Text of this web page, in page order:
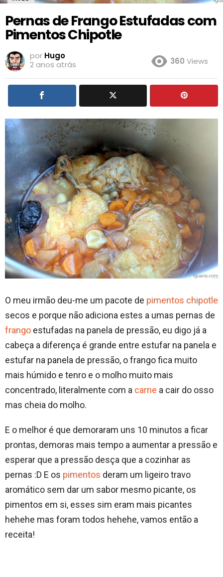
Pernas de Frango Estufadas com
Pimentos Chipotle
por Hugo
2 anos atrás
360 Views
O meu irmão deu-me um pacote de pimentos chipotle
secos e porque não adiciona estes a umas pernas de
frango estufadas na panela de pressão, eu digo já a
cabeça a diferença é grande entre estufar na panela e
estufar na panela de pressão, o frango fica muito
mais húmido e tenro e o molho muito mais
concentrado, literalmente com a carne a cair do osso
mas cheia do molho.
E o melhor é que demoraram uns 10 minutos a ficar
prontas, demoras mais tempo a aumentar a pressão e
esperar que a pressão desça que a cozinhar as
pernas :D E os pimentos deram um ligeiro travo
aromático sem dar um sabor mesmo picante, os
pimentos em si, esses sim eram mais picantes
hehehe mas foram todos hehehe, vamos então a
receita!